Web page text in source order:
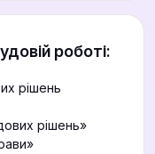
роботі:
рішень
рішень»